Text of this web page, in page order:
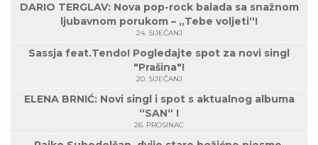
DARIO TERGLAV: Nova pop-rock balada sa snažnom
ljubavnom porukom – „Tebe voljeti“!
24. SIJEČANJ
Sassja feat.Tendo! Pogledajte spot za novi singl
"Prašina"!
20. SIJEČANJ
ELENA BRNIĆ: Novi singl i spot s aktualnog albuma
“SAN“ !
26. PROSINAC